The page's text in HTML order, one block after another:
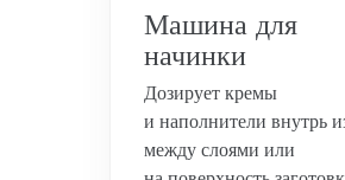
Машина для
начинки
Дозирует кремы
и наполнители внутрь
между слоями или